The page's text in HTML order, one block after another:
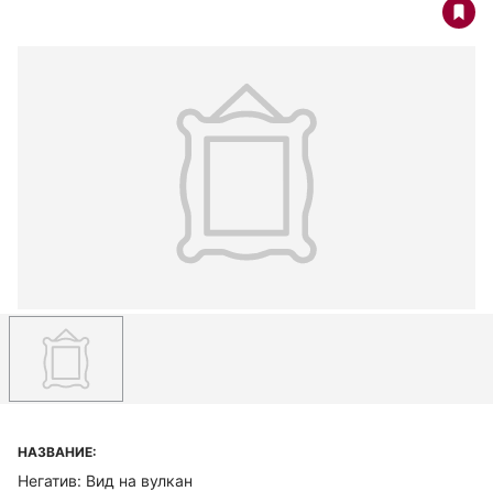
НАЗВАНИЕ:
Негатив: Вид на вулкан